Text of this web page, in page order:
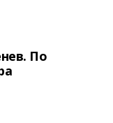
По